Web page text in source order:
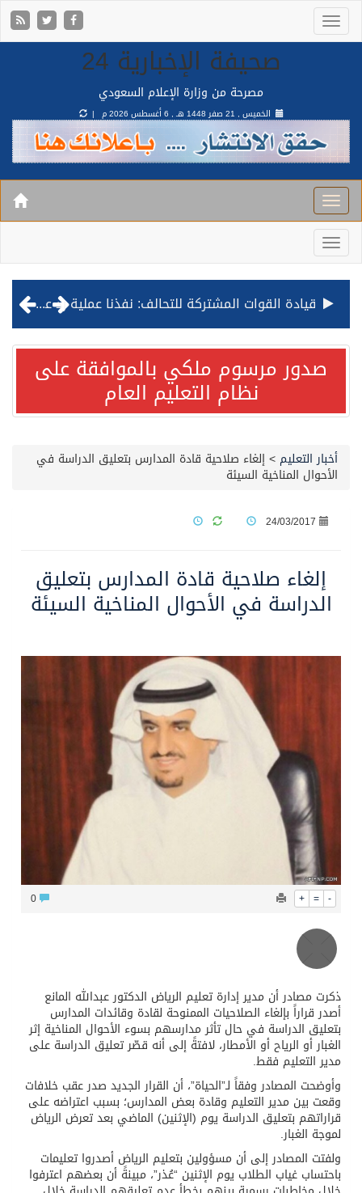
صحيفة الإخبارية 24
مصرحة من وزارة الإعلام السعودي
الخميس , 21 صفر 1448 هـ , 6 أغسطس 2026 م |
قيادة القوات المشتركة للتحالف: نفذنا عملية رد عسكري متناسبة لأهداف عسكرية مشروعة تابعة للمليشيا الحوثية الإرهابية في محافظة الحديدة
مصدر مسؤول بالهيئة العامة للنقل: استهداف السفينة السعودية NCC MASA خلال إبحارها في البحر الأحمر نتج عنه إصابة طفيفة في بدنها
محافظ عفيف يؤدي صلاة عيد الأضحى
صدور مرسوم ملكي بالموافقة على
نظام التعليم العام
أخبار التعليم > إلغاء صلاحية قادة المدارس بتعليق الدراسة في
الأحوال المناخية السيئة
24/03/2017
إلغاء صلاحية قادة المدارس بتعليق
الدراسة في الأحوال المناخية السيئة
+ = -
ذكرت مصادر أن مدير إدارة تعليم الرياض الدكتور عبدالله المانع
أصدر قراراً بإلغاء الصلاحيات الممنوحة لقادة وقائدات المدارس
بتعليق الدراسة في حال تأثر مدارسهم بسوء الأحوال المناخية إثر
الغبار أو الرياح أو الأمطار، لافتةً إلى أنه قصّر تعليق الدراسة على
مدير التعليم فقط.
وأوضحت المصادر وفقاً لـ”الحياة”، أن القرار الجديد صدر عقب خلافات
وقعت بين مدير التعليم وقادة بعض المدارس؛ بسبب اعتراضه على
قراراتهم بتعليق الدراسة يوم (الإثنين) الماضي بعد تعرض الرياض
لموجة الغبار.
ولفتت المصادر إلى أن مسؤولين بتعليم الرياض أصدروا تعليمات
باحتساب غياب الطلاب يوم الإثنين “عُذر”، مبينةً أن بعضهم اعترفوا